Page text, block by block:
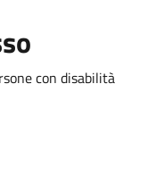
con disabilità